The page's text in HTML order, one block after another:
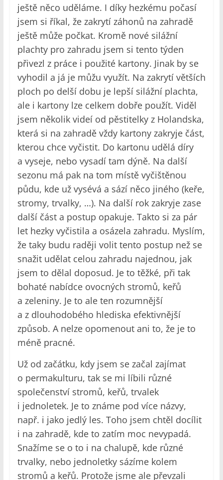
ještě něco uděláme. I díky hezkému počasí
jsem si říkal, že zakrytí záhonů na zahradě
ještě může počkat. Kromě nové silážní
plachty pro zahradu jsem si tento týden
přivezl z práce i použité kartony. Jinak by se
vyhodil a já je můžu využít. Na zakrytí větších
ploch po delší dobu je lepší silážní plachta,
ale i kartony lze celkem dobře použít. Viděl
jsem několik videí od pěstitelky z Holandska,
která si na zahradě vždy kartony zakryje část,
kterou chce vyčistit. Do kartonu udělá díry
a vyseje, nebo vysadí tam dýně. Na další
sezonu má pak na tom místě vyčištěnou
půdu, kde už vysévá a sází něco jiného (keře,
stromy, trvalky, …). Na další rok zakryje zase
další část a postup opakuje. Takto si za pár
let hezky vyčistila a osázela zahradu. Myslím,
že taky budu raději volit tento postup než se
snažit udělat celou zahradu najednou, jak
jsem to dělal doposud. Je to těžké, při tak
bohaté nabídce ovocných stromů, keřů
a zeleniny. Je to ale ten rozumnější
a z dlouhodobého hlediska efektivnější
způsob. A nelze opomenout ani to, že je to
méně pracné.
Už od začátku, kdy jsem se začal zajímat
o permakulturu, tak se mi líbili různé
společenství stromů, keřů, trvalek
i jednoletek. Je to známe pod více názvy,
např. i jako jedlý les. Toho jsem chtěl docílit
i na zahradě, kde to zatím moc nevypadá.
Snažíme se o to i na chalupě, kde různé
trvalky, nebo jednoletky sázíme kolem
stromů a keřů. Protože jsme ale převzali